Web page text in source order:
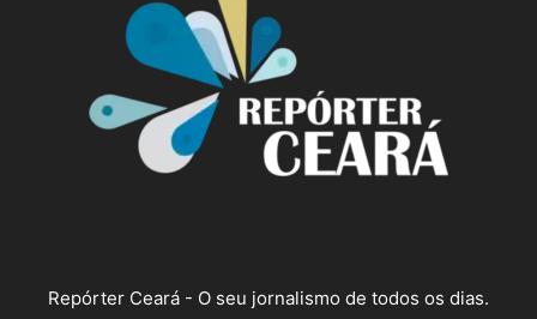
Repórter Ceará - O seu jornalismo de todos os dias.